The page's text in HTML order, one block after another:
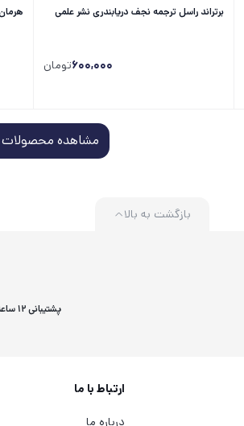
برتراند راسل ترجمه نجف دریابندری نشر علمی
600,000تومان
مشاهده محصولات
بازگشت به بالا
پشتیبانی 12 ساعته
ارتباط با ما
درباره ما